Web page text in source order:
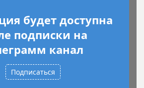
будет доступна
подписки на
канал
Подписаться